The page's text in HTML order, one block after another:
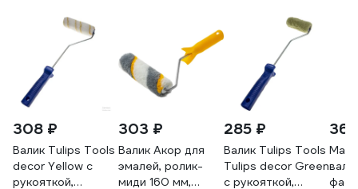
308 ₽
Валик Tulips Tools
decor Yellow с
рукояткой,
303 ₽
Валик Акор для
эмалей, ролик-
миди 160 мм,
285 ₽
Валик Tulips Tools
Tulips decor Green
с рукояткой,